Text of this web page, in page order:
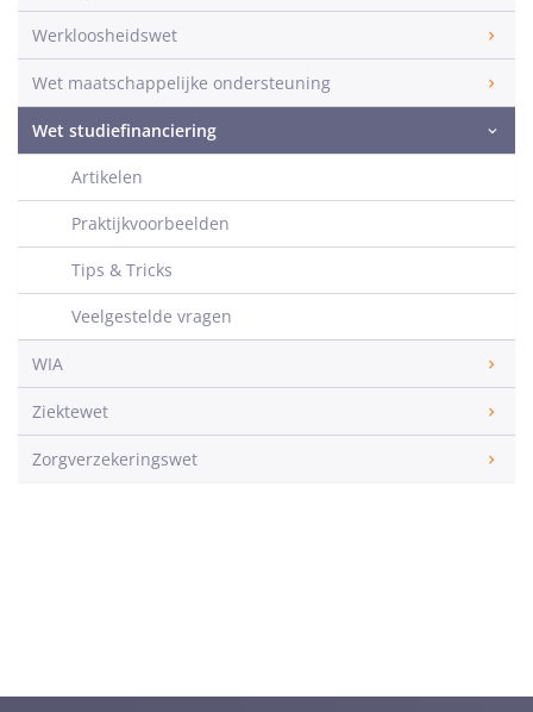
Werkloosheidswet
Wet maatschappelijke ondersteuning
Wet studiefinanciering
Artikelen
Praktijkvoorbeelden
Tips & Tricks
Veelgestelde vragen
WIA
Ziektewet
Zorgverzekeringswet